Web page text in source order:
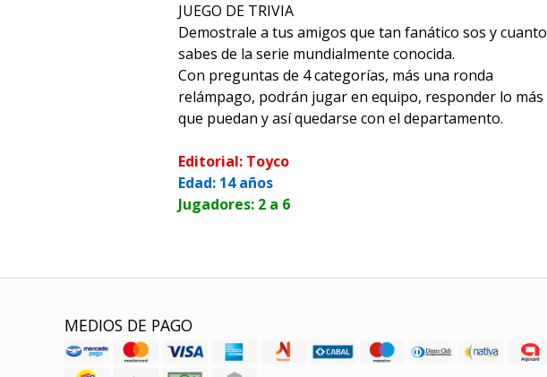
JUEGO DE TRIVIA
Demostrale a tus amigos que tan fanático sos y cuanto
sabes de la serie mundialmente conocida.
Con preguntas de 4 categorías, más una ronda
relámpago, podrán jugar en equipo, responder lo más
que puedan y así quedarse con el departamento.
Editorial: Toyco
Edad: 14 años
Jugadores: 2 a 6
MEDIOS DE PAGO